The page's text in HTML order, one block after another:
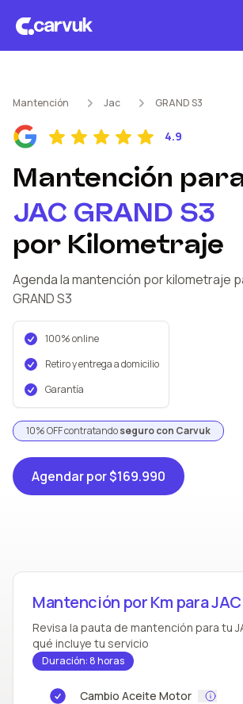
Mantención kilometraje
Revisión técnica
Mantención Jac GRAND S3
4.9
Mantención
JAC GRAND S3
por Kilometraje
Agenda la mantención por kilometraje
GRAND S3
100% online
Retiro y entrega a domicilio
Garantía
10% OFF contratandoseguro con Carvuk
Agendarpor $169.990
Mantención por Km para JAC
Revisa la pauta de mantención para tu
qué incluye tu servicio
Duración: 8 horas
Cambio Aceite Motor